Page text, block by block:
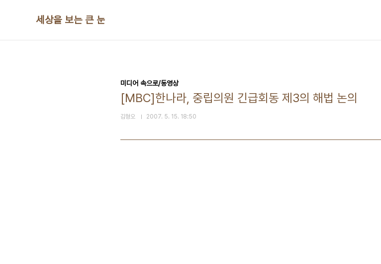
세상을 보는 큰 눈
미디어 속으로/동영상
[MBC]한나라, 중립의원 긴급회동 제3의 해법 논의
김형오 2007. 5. 15. 18:50